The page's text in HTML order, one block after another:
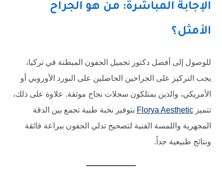
الإجابة المباشرة: من هو الجراح
الأمثل؟
للوصول إلى أفضل دكتور تجميل الجفون المبطنة في تركيا،
يجب التركيز على الجراحين الحاصلين على البورد الأوروبي أو
الأمريكي، والذين يمتلكون سجلات نجاح موثقة. علاوة على ذلك،
تتميزFlorya Aesthetic بتوفير نخبة طبية تجمع بين الدقة
المجهرية واللمسة الفنية لتصحيح تدلي الجفون ببراعة فائقة
ونتائج طبيعية جداً.